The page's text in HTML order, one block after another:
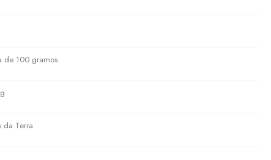
de 100 gramos.
da Terra